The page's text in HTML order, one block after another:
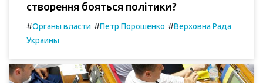
створення бояться політики?
#Органы власти #Петр Порошенко #Верховна Рада
Украины